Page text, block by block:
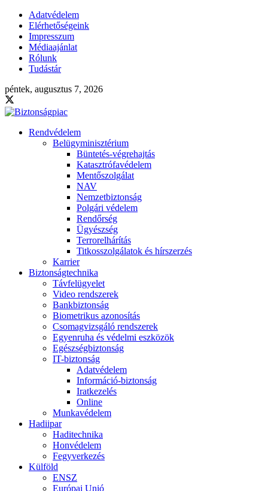
Adatvédelem
Elérhetőségeink
Impresszum
Médiaajánlat
Rólunk
Tudástár
péntek, augusztus 7, 2026
Rendvédelem
Belügyminisztérium
Büntetés-végrehajtás
Katasztrófavédelem
Mentőszolgálat
NAV
Nemzetbiztonság
Polgári védelem
Rendőrség
Ügyészség
Terrorelhárítás
Titkosszolgálatok és hírszerzés
Karrier
Biztonságtechnika
Távfelügyelet
Video rendszerek
Bankbiztonság
Biometrikus azonosítás
Csomagvizsgáló rendszerek
Egyenruha és védelmi eszközök
Egészségbiztonság
IT-biztonság
Adatvédelem
Információ-biztonság
Iratkezelés
Online
Munkavédelem
Hadiipar
Haditechnika
Honvédelem
Fegyverkezés
Külföld
ENSZ
Európai Unió